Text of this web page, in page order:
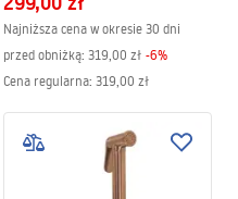
Najniższa cena w okresie 30 dni
przed obniżką: 319,00 zł -6%
Cena regularna: 319,00 zł